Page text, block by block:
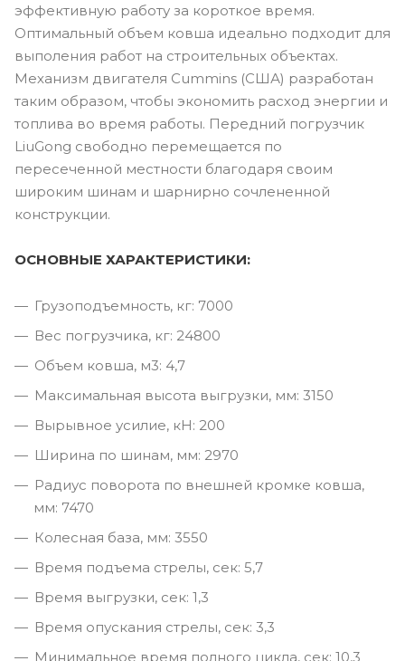
эффективную работу за короткое время.
Оптимальный объем ковша идеально подходит для
выполения работ на строительных объектах.
Механизм двигателя Cummins (США) разработан
таким образом, чтобы экономить расход энергии и
топлива во время работы. Передний погрузчик
LiuGong свободно перемещается по
пересеченной местности благодаря своим
широким шинам и шарнирно сочлененной
конструкции.
ОСНОВНЫЕ ХАРАКТЕРИСТИКИ:
Грузоподъемность, кг: 7000
Вес погрузчика, кг: 24800
Объем ковша, м3: 4,7
Максимальная высота выгрузки, мм: 3150
Вырывное усилие, кН: 200
Ширина по шинам, мм: 2970
Радиус поворота по внешней кромке ковша,
мм: 7470
Колесная база, мм: 3550
Время подъема стрелы, сек: 5,7
Время выгрузки, сек: 1,3
Время опускания стрелы, сек: 3,3
Минимальное время полного цикла, сек: 10,3